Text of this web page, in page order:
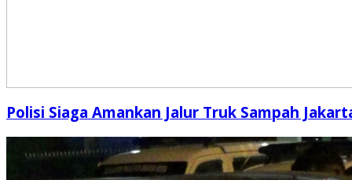
Polisi Siaga Amankan Jalur Truk Sampah